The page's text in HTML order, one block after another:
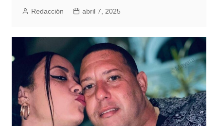
Redacción abril 7, 2025